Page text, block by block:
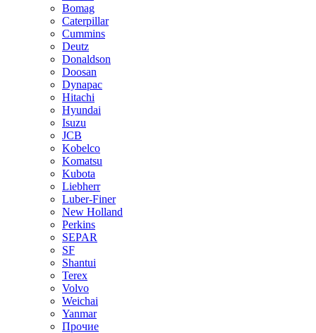
Bomag
Caterpillar
Cummins
Deutz
Donaldson
Doosan
Dynapac
Hitachi
Hyundai
Isuzu
JCB
Kobelco
Komatsu
Kubota
Liebherr
Luber-Finer
New Holland
Perkins
SEPAR
SF
Shantui
Terex
Volvo
Weichai
Yanmar
Прочие